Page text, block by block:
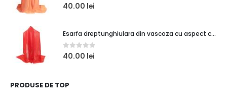
0out of 5
40.00 lei
Esarfa dreptunghiulara din vascoza cu aspect creponat, rosu
0out of 5
40.00 lei
PRODUSE DE TOP